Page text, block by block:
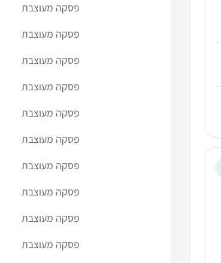
פִסקה מעוצבת
פִסקה מעוצבת
פִסקה מעוצבת
פִסקה מעוצבת
פִסקה מעוצבת
פִסקה מעוצבת
פִסקה מעוצבת
פִסקה מעוצבת
פִסקה מעוצבת
פִסקה מעוצבת